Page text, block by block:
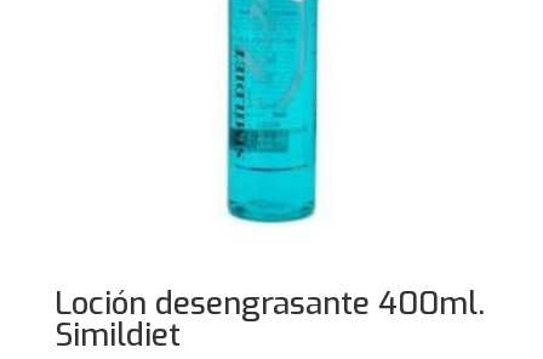
Loción desengrasante 400ml.
Simildiet